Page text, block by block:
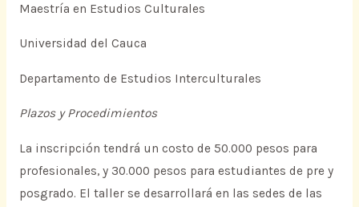
Maestría en Estudios Culturales
Universidad del Cauca
Departamento de Estudios Interculturales
Plazos y Procedimientos
La inscripción tendrá un costo de 50.000 pesos para
profesionales, y 30.000 pesos para estudiantes de pre y
posgrado. El taller se desarrollará en las sedes de las